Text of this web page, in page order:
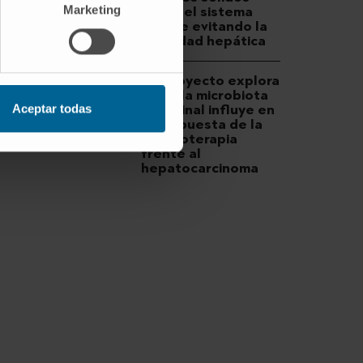
Marketing
Aceptar todas
activa el sistema
inmune evitando la
toxicidad hepática
Un proyecto explora
cómo la microbiota
intestinal influye en
la respuesta de la
inmunoterapia
frente al
hepatocarcinoma